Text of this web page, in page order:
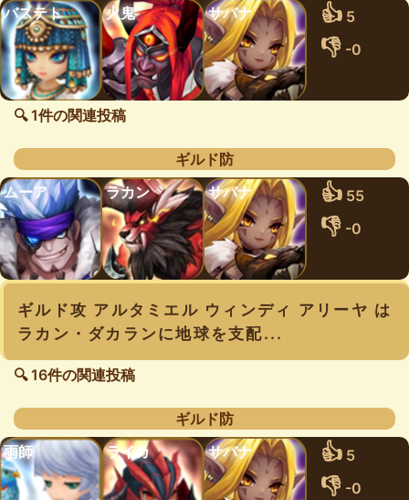
バステト
火鬼 サバナ 👍 5
👎 -0
🔍 1件の関連投稿
ギルド防
ムーア
ラカン サバナ 👍 55
👎 -0
ギルド攻 アルタミエル ウィンディ アリーヤ は
ラカン・ダカランに地球を支配...
🔍 16件の関連投稿
ギルド防
雨師
ライカ サバナ 👍 5
👎 -0